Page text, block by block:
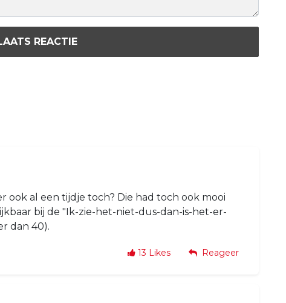
REACTIE
al een tijdje toch? Die had toch ook mooi
bij de "Ik-zie-het-niet-dus-dan-is-het-er-
dan 40).
13 Likes Reageer